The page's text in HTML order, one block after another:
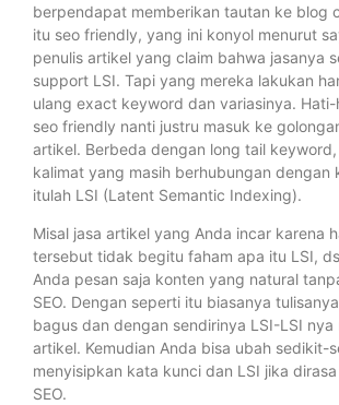
berpendapat memberikan tautan ke blog
itu seo friendly, yang ini konyol menurut
penulis artikel yang claim bahwa jasanya
support LSI. Tapi yang mereka lakukan
ulang exact keyword dan variasinya.
seo friendly nanti justru masuk ke
artikel. Berbeda dengan long tail
kalimat yang masih berhubungan dengan
itulah LSI (Latent Semantic Indexing).
Misal jasa artikel yang Anda incar karena
tersebut tidak begitu faham apa itu LSI,
Anda pesan saja konten yang natural
SEO. Dengan seperti itu biasanya
bagus dan dengan sendirinya LSI-LSI nya
artikel. Kemudian Anda bisa ubah sedikit-
menyisipkan kata kunci dan LSI jika
SEO.